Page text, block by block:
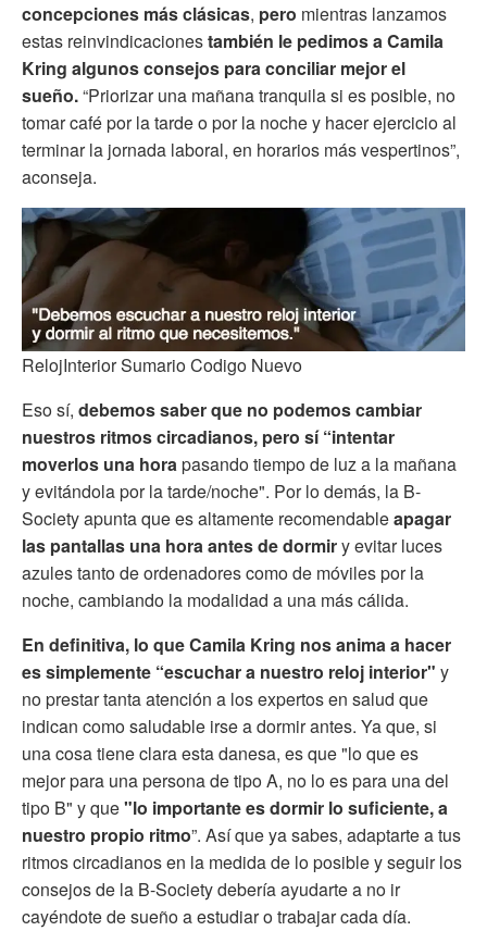
concepciones más clásicas, pero mientras lanzamos
estas reinvindicacionestambién le pedimos a Camila
Kring algunos consejos para conciliar mejor el
sueño.“Priorizar una mañana tranquila si es posible, no
tomar café por la tarde o por la noche y hacer ejercicio al
terminar la jornada laboral, en horarios más vespertinos”,
aconseja.
RelojInterior Sumario Codigo Nuevo
Eso sí, debemos saber que no podemos cambiar
nuestros ritmos circadianos, pero sí “intentar
moverlos una horapasando tiempo de luz a la mañana
y evitándola por la tarde/noche". Por lo demás, la B-
Society apunta que es altamente recomendableapagar
las pantallas una hora antes de dormiry evitar luces
azules tanto de ordenadores como de móviles por la
noche, cambiando la modalidad a una más cálida.
En definitiva, lo que Camila Kring nos anima a hacer
es simplemente “escuchar a nuestro reloj interior" y
no prestar tanta atención a los expertos en salud que
indican como saludable irse a dormir antes. Ya que, si
una cosa tiene clara esta danesa, es que "lo que es
mejor para una persona de tipo A, no lo es para una del
tipo B" y que"lo importante es dormir lo suficiente, a
nuestro propio ritmo”. Así que ya sabes, adaptarte a tus
ritmos circadianos en la medida de lo posible y seguir los
consejos de la B-Society debería ayudarte a no ir
cayéndote de sueño a estudiar o trabajar cada día.